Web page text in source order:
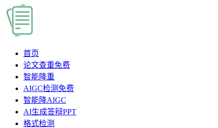
首页
论文查重免费
智能降重
AIGC检测 免费
智能降AIGC
AI生成答辩PPT
格式检测